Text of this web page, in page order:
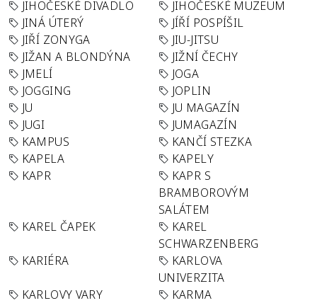
JIHOČESKÉ DIVADLO
JIHOČESKÉ MUZEUM
JINÁ ÚTERÝ
JÍŘÍ POSPÍŠIL
JIŘÍ ZONYGA
JIU-JITSU
JIŽAN A BLONDÝNA
JIŽNÍ ČECHY
JMELÍ
JOGA
JOGGING
JOPLIN
JU
JU MAGAZÍN
JUGI
JUMAGAZÍN
KAMPUS
KANČÍ STEZKA
KAPELA
KAPELY
KAPR
KAPR S
BRAMBOROVÝM
SALÁTEM
KAREL ČAPEK
KAREL
SCHWARZENBERG
KARIÉRA
KARLOVA
UNIVERZITA
KARLOVY VARY
KARMA